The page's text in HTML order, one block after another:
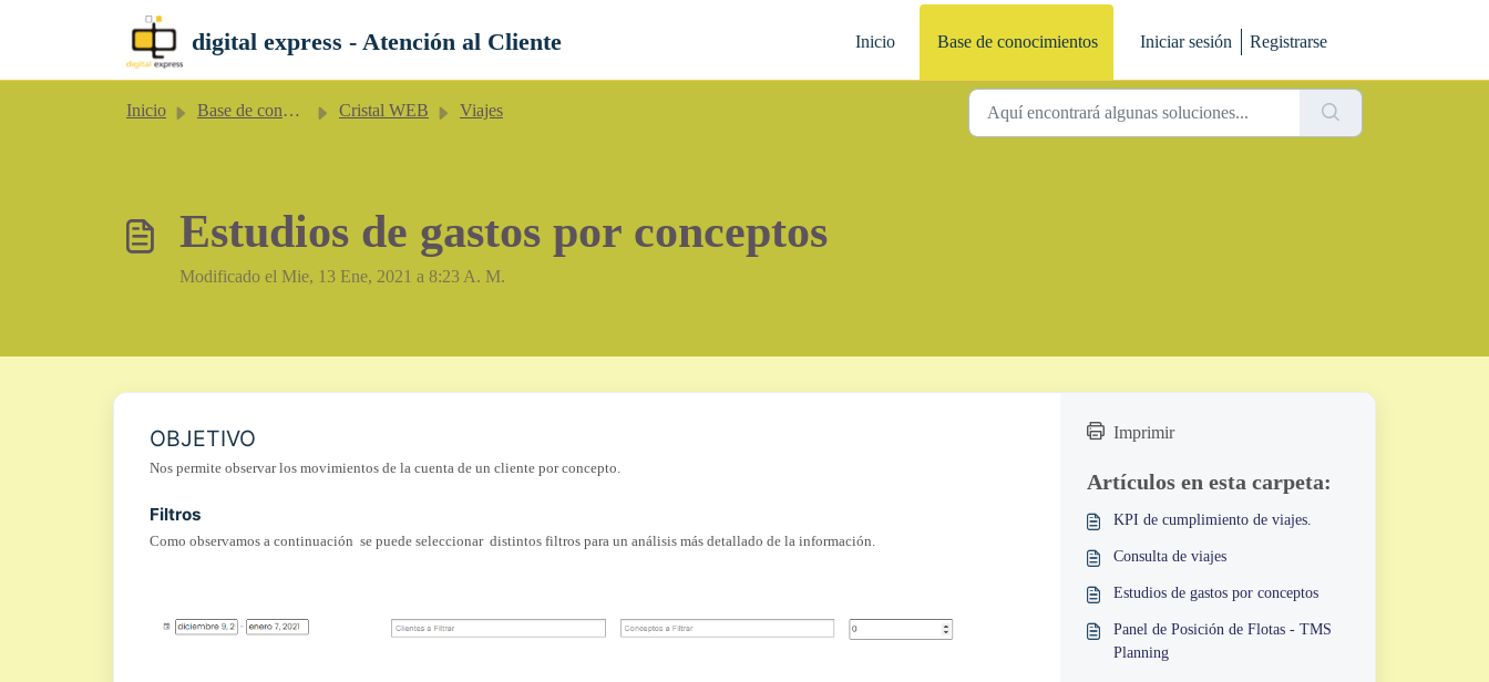
digital express - Atención al Cliente Inicio Base de conocimientos Iniciar sesión Registrarse
Inicio Base de conocimientos Cristal WEB Viajes
Estudios de gastos por conceptos
Modificado el Mie, 13 Ene, 2021 a 8:23 A. M.
OBJETIVO
Nos permite observar los movimientos de la cuenta de un cliente por concepto.
Filtros
Como observamos a continuación se puede seleccionar distintos filtros para un análisis más detallado de la información.
Imprimir
Artículos en esta carpeta:
KPI de cumplimiento de viajes.
Consulta de viajes
Estudios de gastos por conceptos
Panel de Posición de Flotas - TMS
Planning